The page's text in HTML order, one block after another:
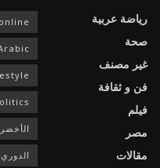
رياضة عربية
صحة
غير مصنف
فن و ثقافة
فيلم
مصر
مقالات
الأخضر